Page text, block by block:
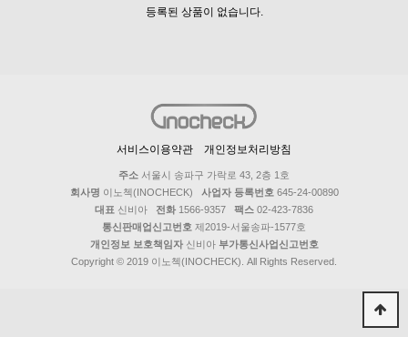
등록된 상품이 없습니다.
서비스이용약관 개인정보처리방침
주소 서울시 송파구 가락로 43, 2층 1호
회사명 이노첵(INOCHECK) 사업자 등록번호 645-24-00890
대표 신비아 전화 1566-9357 팩스 02-423-7836
통신판매업신고번호 제2019-서울송파-1577호
개인정보 보호책임자신비아 부가통신사업신고번호
Copyright © 2019 이노첵(INOCHECK). All Rights Reserved.